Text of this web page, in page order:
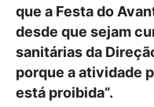
que a Festa do
desde que sejam
sanitárias da
porque a atividade
está proibida”.